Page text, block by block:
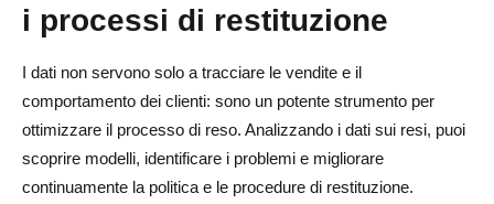
i processi di restituzione
I dati non servono solo a tracciare le vendite e il
comportamento dei clienti: sono un potente strumento per
ottimizzare il processo di reso. Analizzando i dati sui resi, puoi
scoprire modelli, identificare i problemi e migliorare
continuamente la politica e le procedure di restituzione.